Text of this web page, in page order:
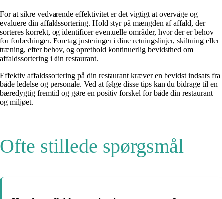
For at sikre vedvarende effektivitet er det vigtigt at overvåge og
evaluere din affaldssortering. Hold styr på mængden af affald, der
sorteres korrekt, og identificer eventuelle områder, hvor der er behov
for forbedringer. Foretag justeringer i dine retningslinjer, skiltning eller
træning, efter behov, og oprethold kontinuerlig bevidsthed om
affaldssortering i din restaurant.
Effektiv affaldssortering på din restaurant kræver en bevidst indsats fra
både ledelse og personale. Ved at følge disse tips kan du bidrage til en
bæredygtig fremtid og gøre en positiv forskel for både din restaurant
og miljøet.
Ofte stillede spørgsmål